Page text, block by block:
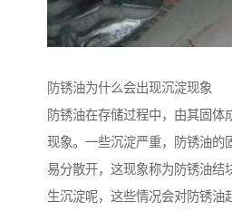
防锈油为什么会出现沉淀现象
防锈油在存储过程中，由其固体
现象。一些沉淀严重，防锈油的
易分散开，这现象称为防锈油结
生沉淀呢，这些情况会对防锈油